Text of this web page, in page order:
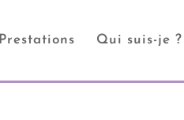
Prestations Qui suis-je ?